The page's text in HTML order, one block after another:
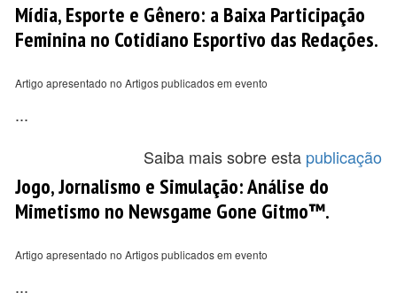
Mídia, Esporte e Gênero: a Baixa Participação
Feminina no Cotidiano Esportivo das Redações.
Artigo apresentado no Artigos publicados em evento
...
Saiba mais sobre esta publicação
Jogo, Jornalismo e Simulação: Análise do
Mimetismo no Newsgame Gone Gitmo™.
Artigo apresentado no Artigos publicados em evento
...